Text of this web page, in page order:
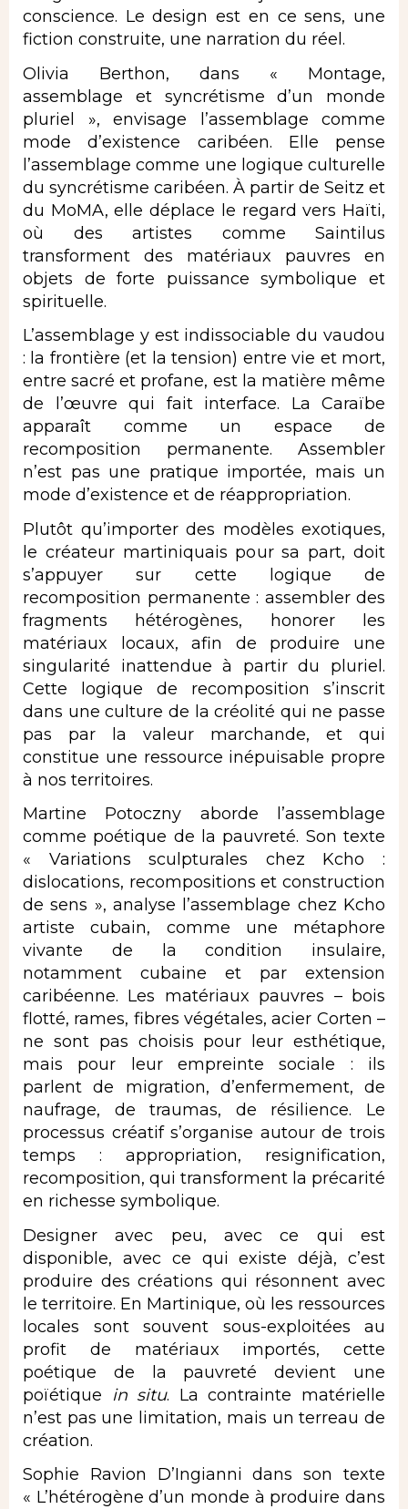
conscience. Le design est en ce sens, une
fiction construite, une narration du réel.
Olivia Berthon, dans « Montage,
assemblage et syncrétisme d’un monde
pluriel », envisage l’assemblage comme
mode d’existence caribéen. Elle pense
l’assemblage comme une logique culturelle
du syncrétisme caribéen. À partir de Seitz et
du MoMA, elle déplace le regard vers Haïti,
où des artistes comme Saintilus
transforment des matériaux pauvres en
objets de forte puissance symbolique et
spirituelle.
L’assemblage y est indissociable du vaudou
: la frontière (et la tension) entre vie et mort,
entre sacré et profane, est la matière même
de l’œuvre qui fait interface. La Caraïbe
apparaît comme un espace de
recomposition permanente. Assembler
n’est pas une pratique importée, mais un
mode d’existence et de réappropriation.
Plutôt qu’importer des modèles exotiques,
le créateur martiniquais pour sa part, doit
s’appuyer sur cette logique de
recomposition permanente : assembler des
fragments hétérogènes, honorer les
matériaux locaux, afin de produire une
singularité inattendue à partir du pluriel.
Cette logique de recomposition s’inscrit
dans une culture de la créolité qui ne passe
pas par la valeur marchande, et qui
constitue une ressource inépuisable propre
à nos territoires.
Martine Potoczny aborde l’assemblage
comme poétique de la pauvreté. Son texte
« Variations sculpturales chez Kcho :
dislocations, recompositions et construction
de sens », analyse l’assemblage chez Kcho
artiste cubain, comme une métaphore
vivante de la condition insulaire,
notamment cubaine et par extension
caribéenne. Les matériaux pauvres – bois
flotté, rames, fibres végétales, acier Corten –
ne sont pas choisis pour leur esthétique,
mais pour leur empreinte sociale : ils
parlent de migration, d’enfermement, de
naufrage, de traumas, de résilience. Le
processus créatif s’organise autour de trois
temps : appropriation, resignification,
recomposition, qui transforment la précarité
en richesse symbolique.
Designer avec peu, avec ce qui est
disponible, avec ce qui existe déjà, c’est
produire des créations qui résonnent avec
le territoire. En Martinique, où les ressources
locales sont souvent sous-exploitées au
profit de matériaux importés, cette
poétique de la pauvreté devient une
poïétique in situ. La contrainte matérielle
n’est pas une limitation, mais un terreau de
création.
Sophie Ravion D’Ingianni dans son texte
« L’hétérogène d’un monde à produire dans